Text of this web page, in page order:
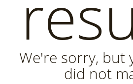
We're sorry, but
did not